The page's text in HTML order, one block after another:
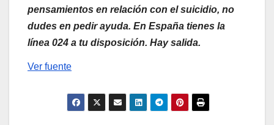
pensamientos en relación con el suicidio, no
dudes en pedir ayuda. En España tienes la
línea 024 a tu disposición. Hay salida.
Ver fuente